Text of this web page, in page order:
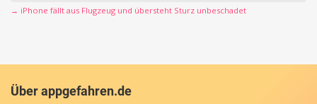
→ iPhone fällt aus Flugzeug und übersteht Sturz unbeschadet
Über appgefahren.de